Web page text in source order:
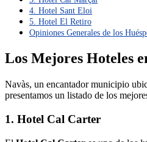
4. Hotel Sant Eloi
5. Hotel El Retiro
Opiniones Generales de los
Los Mejores Hoteles
Navàs, un encantador municipio
presentamos un listado de los
1. Hotel Cal Carter